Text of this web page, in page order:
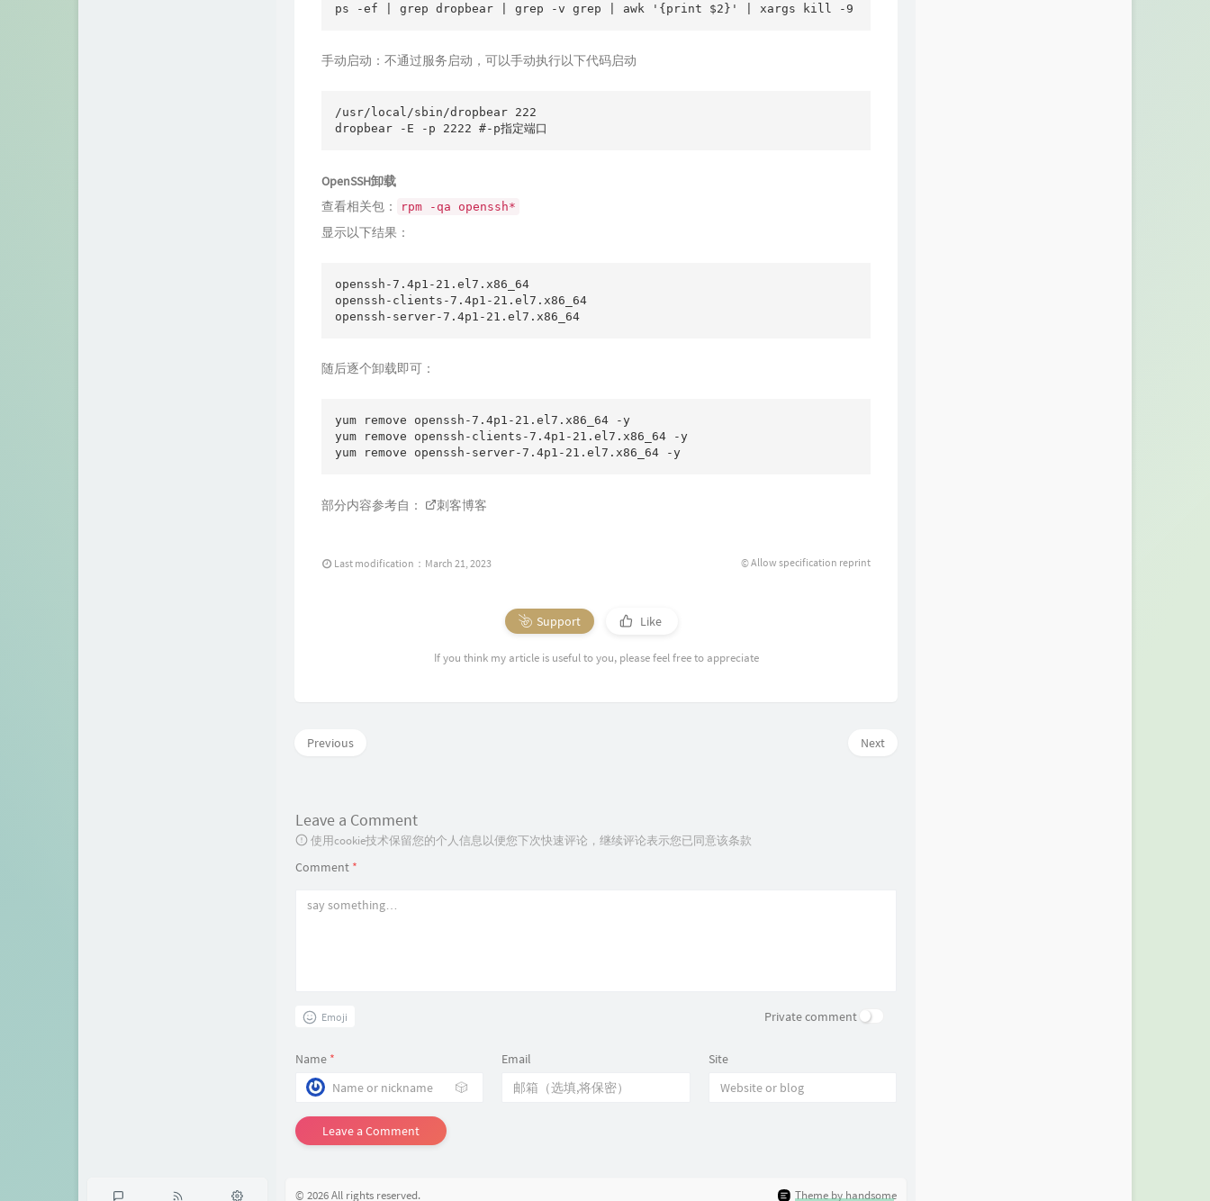
ps -ef | grep dropbear | grep -v grep | awk '{print $2}' | xargs kill -9
手动启动：不通过服务启动，可以手动执行以下代码启动
/usr/local/sbin/dropbear 222
OpenSSH卸载
查看相关包：
rpm -qa openssh*
显示以下结果：
openssh-7.4p1-21.el7.x86_64
openssh-clients-7.4p1-21.el7.x86_64
openssh-server-7.4p1-21.el7.x86_64
随后逐个卸载即可：
yum remove openssh-7.4p1-21.el7.x86_64 -y
yum remove openssh-clients-7.4p1-21.el7.x86_64 -y
部分内容参考自： 刺客博客
Last modification：March 21, 2023 © Allow specification reprint
Support Like
If you think my article is useful to you, please feel free to appreciate
Next
Previous
Leave a Comment
使用cookie技术保留您的个人信息以便您下次快速评论，继续评论表示您已同意该条款
Comment *
Emoji Private comment
Name *
🎲
Email Site
Leave a Comment
Theme by handsome
© 2026 All rights reserved.